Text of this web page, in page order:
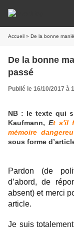
Accueil » De la bonne
De la bonne
passé
Publié le 16/10/2017 à
NB : le texte qui
Kaufmann,Et s'il
mémoire
sous forme
Pardon (de
d’abord, de
absent) et merci
article.
Je suis